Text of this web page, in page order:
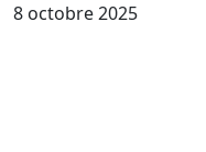
8 octobre 2025